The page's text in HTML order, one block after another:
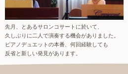
先月、とあるサロンコサートに於いて、
久しぶりに二人で演奏する機会がありました。
ピアノデュエットの本番、何回経験しても
反省と新しい発見があります。